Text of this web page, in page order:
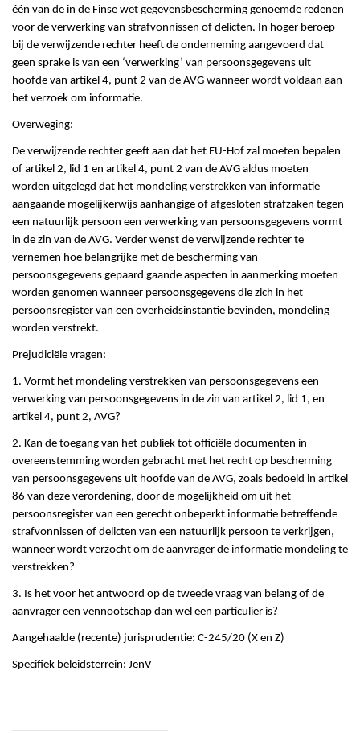
één van de in de Finse wet gegevensbescherming genoemde redenen
voor de verwerking van strafvonnissen of delicten. In hoger beroep
bij de verwijzende rechter heeft de onderneming aangevoerd dat
geen sprake is van een ‘verwerking’ van persoonsgegevens uit
hoofde van artikel 4, punt 2 van de AVG wanneer wordt voldaan aan
het verzoek om informatie.
Overweging:
De verwijzende rechter geeft aan dat het EU-Hof zal moeten bepalen
of artikel 2, lid 1 en artikel 4, punt 2 van de AVG aldus moeten
worden uitgelegd dat het mondeling verstrekken van informatie
aangaande mogelijkerwijs aanhangige of afgesloten strafzaken tegen
een natuurlijk persoon een verwerking van persoonsgegevens vormt
in de zin van de AVG. Verder wenst de verwijzende rechter te
vernemen hoe belangrijke met de bescherming van
persoonsgegevens gepaard gaande aspecten in aanmerking moeten
worden genomen wanneer persoonsgegevens die zich in het
persoonsregister van een overheidsinstantie bevinden, mondeling
worden verstrekt.
Prejudiciële vragen:
1. Vormt het mondeling verstrekken van persoonsgegevens een
verwerking van persoonsgegevens in de zin van artikel 2, lid 1, en
artikel 4, punt 2, AVG?
2. Kan de toegang van het publiek tot officiële documenten in
overeenstemming worden gebracht met het recht op bescherming
van persoonsgegevens uit hoofde van de AVG, zoals bedoeld in artikel
86 van deze verordening, door de mogelijkheid om uit het
persoonsregister van een gerecht onbeperkt informatie betreffende
strafvonnissen of delicten van een natuurlijk persoon te verkrijgen,
wanneer wordt verzocht om de aanvrager de informatie mondeling te
verstrekken?
3. Is het voor het antwoord op de tweede vraag van belang of de
aanvrager een vennootschap dan wel een particulier is?
Aangehaalde (recente) jurisprudentie: C-245/20 (X en Z)
Specifiek beleidsterrein: JenV